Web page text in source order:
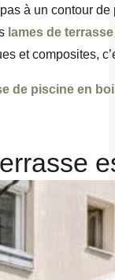
à un contour
lames de
et composites,
de piscine en